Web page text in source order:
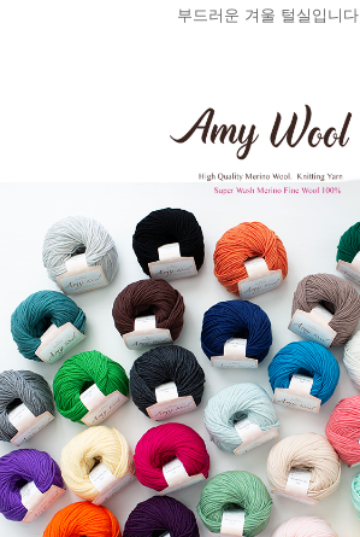
부드러운 겨울 털실입니다.